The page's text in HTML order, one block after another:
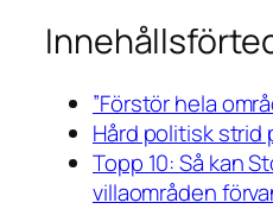
”Förstör hela
Hård politisk strid
Topp 10: Så kan
villaområden